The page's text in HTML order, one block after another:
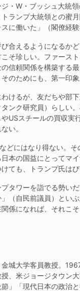
・W・ブッシュ大統
ランプ大統領との蜜
に働いた」（閣僚経験
合えるようになるか
そ珍しい。ファース
信頼関係を構築する
のためにも、第一印象
けるが、友だちや部
ンク研究員）らしい
USスチールの買収実
い。
どにはなり得ない。
本の国益にとってマ
ても、トランプ氏はび
タワーを詣でる勢い
（自民前議員）とい
係になれば、それこ
大学客員教授。
、米ジョージタウン
」「現代日本の政治と